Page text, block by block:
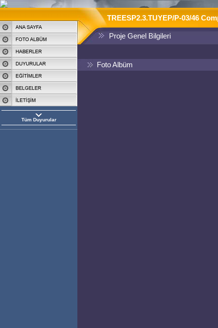
Tüm Duyurular
TREESP2.3.TUYEP/P-03/46
Proje Genel Bilgileri
Foto Albüm